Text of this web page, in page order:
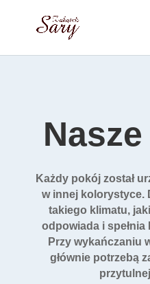
Każdy pokój został
w innej kolorystyce.
takiego klimatu,
odpowiada i
Przy wykańczaniu
głównie potrzebą